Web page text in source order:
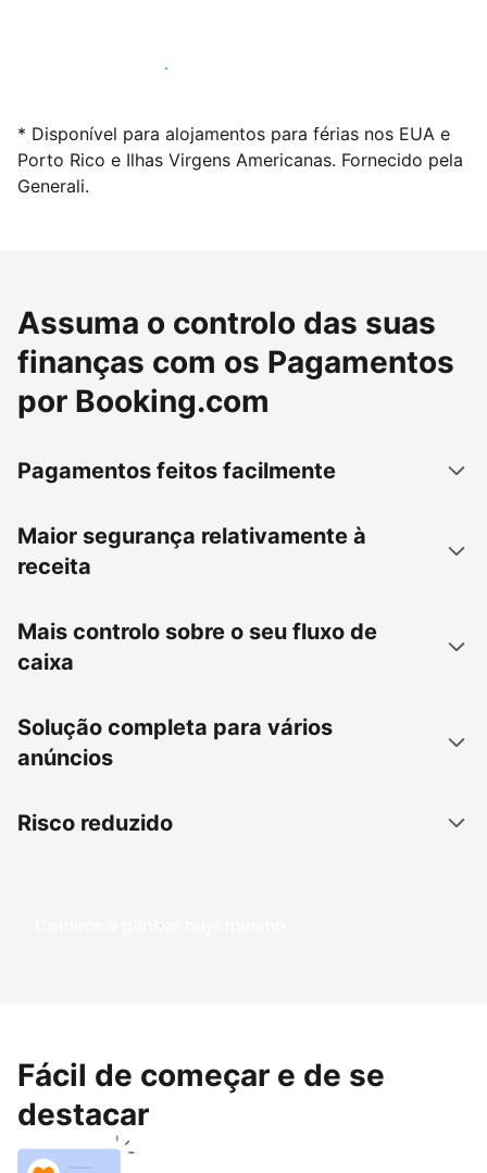
Anuncie connosco hoje mesmo
* Disponível para alojamentos para férias nos EUA e
Porto Rico e Ilhas Virgens Americanas. Fornecido pela
Generali.
Assuma o controlo das suas
finanças com os Pagamentos
por Booking.com
Pagamentos feitos facilmente
Maior segurança relativamente à
receita
Mais controlo sobre o seu fluxo de
caixa
Solução completa para vários
anúncios
Risco reduzido
Comece a ganhar hoje mesmo
Fácil de começar e de se
destacar